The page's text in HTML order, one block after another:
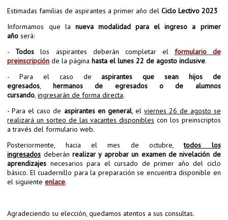
Estimadas familias de aspirantes a primer año delCiclo Lectivo 2023
Informamos que la nueva modalidad para el ingreso a primer
año será:
- Todos los aspirantes deberán completar el formulario de
preinscripción de la página hasta el lunes 22 de agosto inclusive.
- Para el caso deaspirantes que sean hijos
de
egresados, hermanos
de egresados o de alumnos
cursando,ingresarán de forma directa.
- Para el caso de aspirantes en general, el viernes 26 de agosto se
realizará un sorteo de las vacantes disponibles con los preinscriptos
a través del formulario web.
Posteriormente, hacia el mes de octubre,todos los
ingresados deberánrealizar y aprobar un examen de nivelación de
aprendizajes necesarios para el cursado de primer año del ciclo
básico. El cuadernillo para la preparación se encuentra disponible en
el siguienteenlace.
Agradeciendo su elección, quedamos atentos a sus consultas.